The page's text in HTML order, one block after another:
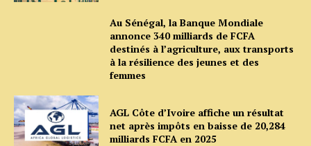
Au Sénégal, la Banque Mondiale
annonce 340 milliards de FCFA
destinés à l’agriculture, aux transports
à la résilience des jeunes et des
femmes
AGL Côte d’Ivoire affiche un résultat
net après impôts en baisse de 20,284
milliards FCFA en 2025